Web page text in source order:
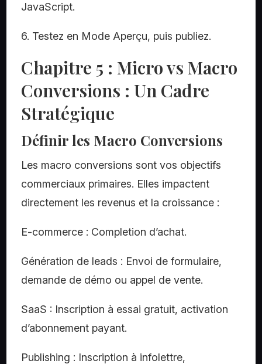
JavaScript.
6. Testez en Mode Aperçu, puis publiez.
Chapitre 5 : Micro vs Macro
Conversions : Un Cadre
Stratégique
Définir les Macro Conversions
Les macro conversions sont vos objectifs
commerciaux primaires. Elles impactent
directement les revenus et la croissance :
E-commerce : Completion d’achat.
Génération de leads : Envoi de formulaire,
demande de démo ou appel de vente.
SaaS : Inscription à essai gratuit, activation
d’abonnement payant.
Publishing : Inscription à infolettre,